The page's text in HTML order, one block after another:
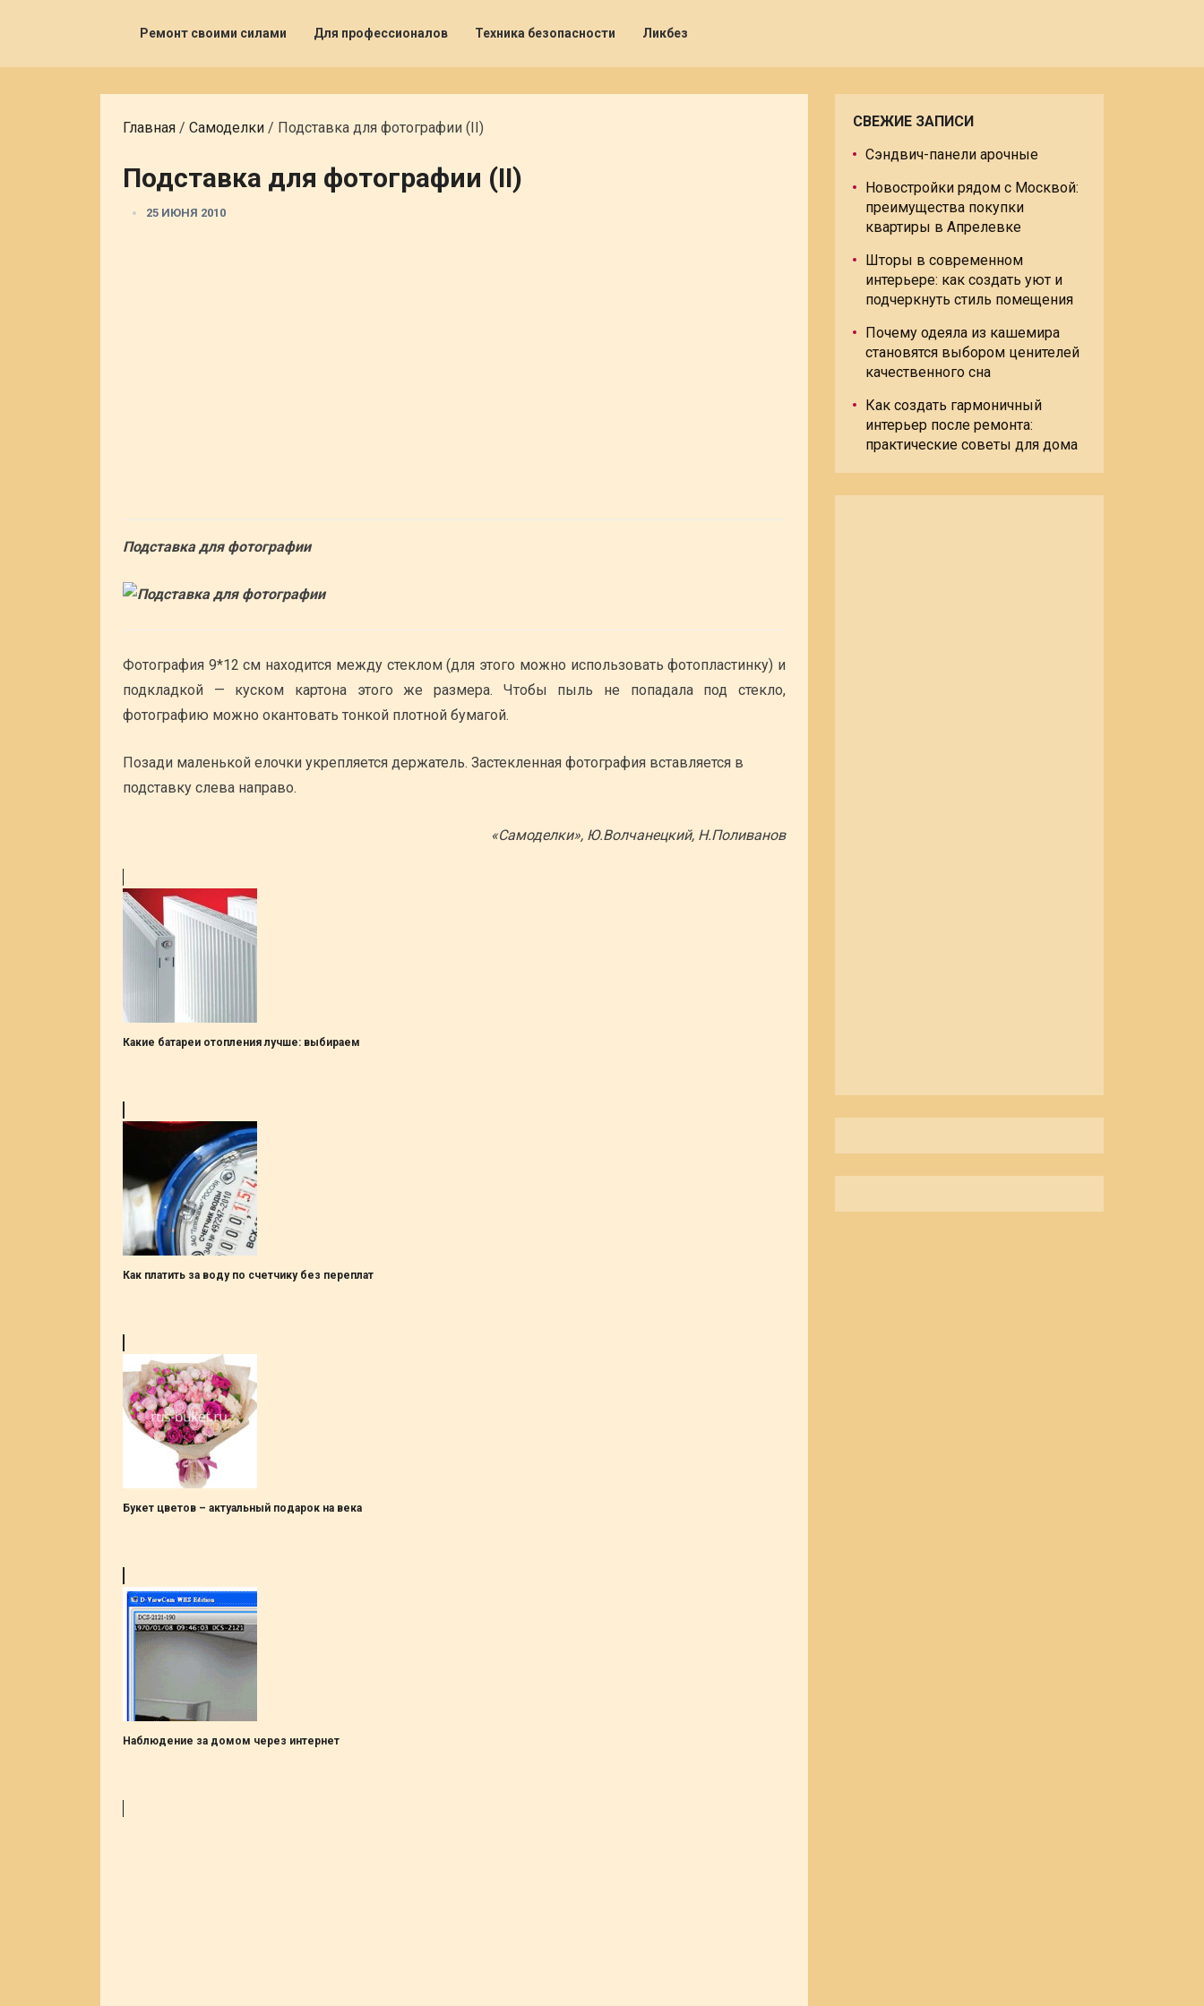
Ремонт своими силами Для профессионалов Техника безопасности Ликбез
Главная / Самоделки / Подставка для фотографии (II)
Подставка для фотографии (II)
25 ИЮНЯ 2010
Подставка для фотографии
Фотография 9*12 см находится между стеклом (для этого можно использовать фотопластинку) и
подкладкой — куском картона этого же размера. Чтобы пыль не попадала под стекло,
фотографию можно окантовать тонкой плотной бумагой.
Позади маленькой елочки укрепляется держатель. Застекленная фотография вставляется в
подставку слева направо.
«Самоделки», Ю.Волчанецкий, Н.Поливанов
Какие батареи отопления лучше: выбираем
Как платить за воду по счетчику без переплат
Букет цветов – актуальный подарок на века
Наблюдение за домом через интернет
СВЕЖИЕ ЗАПИСИ
Сэндвич-панели арочные
Новостройки рядом с Москвой:
преимущества покупки
квартиры в Апрелевке
Шторы в современном
интерьере: как создать уют и
подчеркнуть стиль помещения
Почему одеяла из кашемира
становятся выбором ценителей
качественного сна
Как создать гармоничный
интерьер после ремонта:
практические советы для дома